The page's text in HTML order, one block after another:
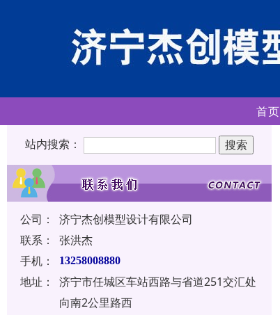
首页
站内搜索：
公司：
济宁杰创模型设计有限公司
联系：
张洪杰
手机：
13258008880
地址：
济宁市任城区车站西路与省道251交汇处
向南2公里路西